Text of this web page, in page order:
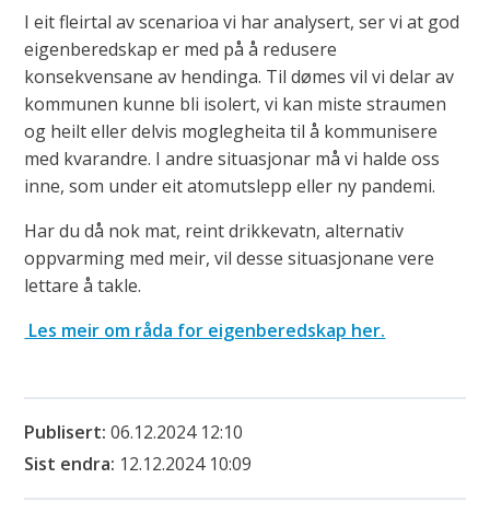
I eit fleirtal av scenarioa vi har analysert, ser vi at god
eigenberedskap er med på å redusere
konsekvensane av hendinga. Til dømes vil vi delar av
kommunen kunne bli isolert, vi kan miste straumen
og heilt eller delvis moglegheita til å kommunisere
med kvarandre. I andre situasjonar må vi halde oss
inne, som under eit atomutslepp eller ny pandemi.
Har du då nok mat, reint drikkevatn, alternativ
oppvarming med meir, vil desse situasjonane vere
lettare å takle.
Les meir om råda for eigenberedskap her.
Publisert 06.12.2024 12:10
Sist endra 12.12.2024 10:09